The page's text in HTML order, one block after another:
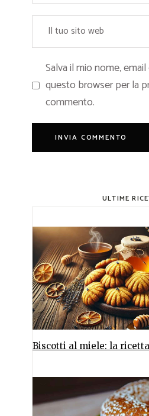
Salva il mio nome,
questo browser per la
commento.
ULTIME
Biscotti al miele: la